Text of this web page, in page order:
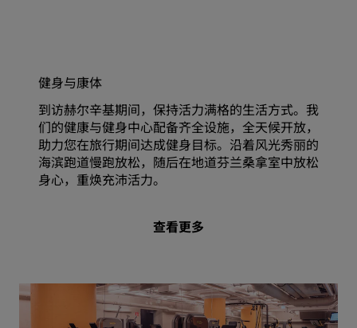
健身与康体
到访赫尔辛基期间，保持活力满格的生活方式。我
们的健康与健身中心配备齐全设施，全天候开放，
助力您在旅行期间达成健身目标。沿着风光秀丽的
海滨跑道慢跑放松，随后在地道芬兰桑拿室中放松
身心，重焕充沛活力。
查看更多